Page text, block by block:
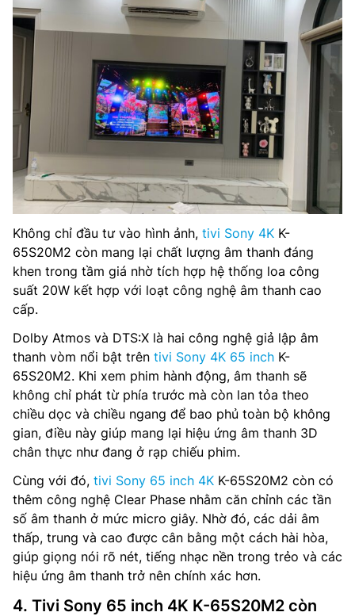
Không chỉ đầu tư vào hình ảnh, tivi Sony 4K K-
65S20M2 còn mang lại chất lượng âm thanh đáng
khen trong tầm giá nhờ tích hợp hệ thống loa công
suất 20W kết hợp với loạt công nghệ âm thanh cao
cấp.
Dolby Atmos và DTS:X là hai công nghệ giả lập âm
thanh vòm nổi bật trên tivi Sony 4K 65 inch K-
65S20M2. Khi xem phim hành động, âm thanh sẽ
không chỉ phát từ phía trước mà còn lan tỏa theo
chiều dọc và chiều ngang để bao phủ toàn bộ không
gian, điều này giúp mang lại hiệu ứng âm thanh 3D
chân thực như đang ở rạp chiếu phim.
Cùng với đó, tivi Sony 65 inch 4K K-65S20M2 còn có
thêm công nghệ Clear Phase nhằm căn chỉnh các tần
số âm thanh ở mức micro giây. Nhờ đó, các dải âm
thấp, trung và cao được cân bằng một cách hài hòa,
giúp giọng nói rõ nét, tiếng nhạc nền trong trẻo và các
hiệu ứng âm thanh trở nên chính xác hơn.
4. Tivi Sony 65 inch 4K K-65S20M2 còn